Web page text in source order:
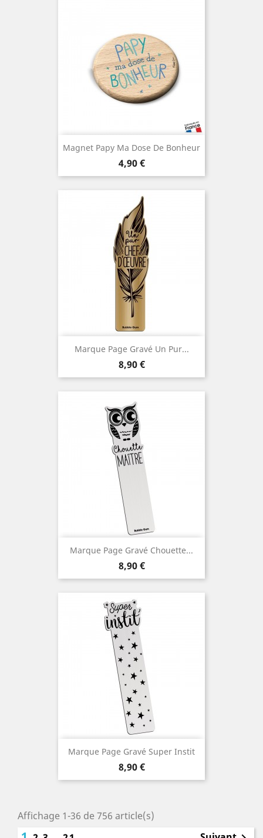
Magnet Papy Ma Dose De Bonheur
Prix
4,90 €
Marque Page Gravé Un Pur...
Prix
8,90 €
Marque Page Gravé Chouette...
Prix
8,90 €
Marque Page Gravé Super Instit
Prix
8,90 €
Affichage 1-36 de 756 article(s)